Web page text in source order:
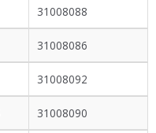
31008088
31008086
31008092
31008090